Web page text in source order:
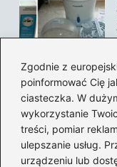
Zgodnie z
poinformować Cię
ciasteczka. W
wykorzystanie
treści, pomiar
ulepszanie usług.
urządzeniu lub